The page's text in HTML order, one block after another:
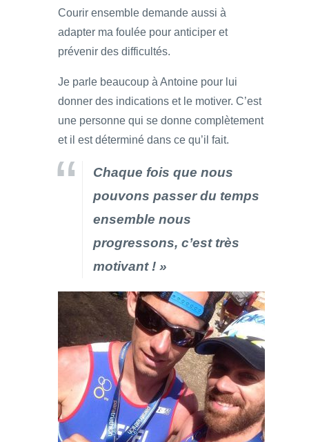
Courir ensemble demande aussi à
adapter ma foulée pour anticiper et
prévenir des difficultés.
Je parle beaucoup à Antoine pour lui
donner des indications et le motiver. C’est
une personne qui se donne complètement
et il est déterminé dans ce qu’il fait.
Chaque fois que nous
pouvons passer du temps
ensemble nous
progressons, c’est très
motivant ! »